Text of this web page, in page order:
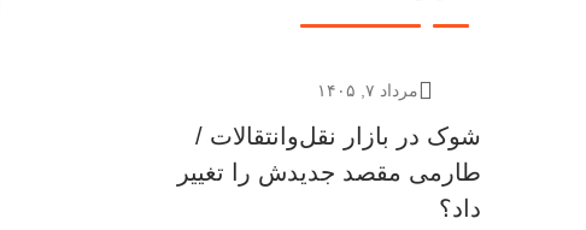
مرداد ۷, ۱۴۰۵
شوک در بازار نقل‌وانتقالات /
طارمی مقصد جدیدش را تغییر
داد؟